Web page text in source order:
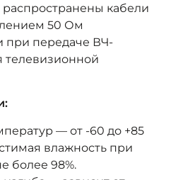
кабели
50 Ом
при передаче ВЧ-
телевизионной
— от -60 до +85
влажность при
более 98%.